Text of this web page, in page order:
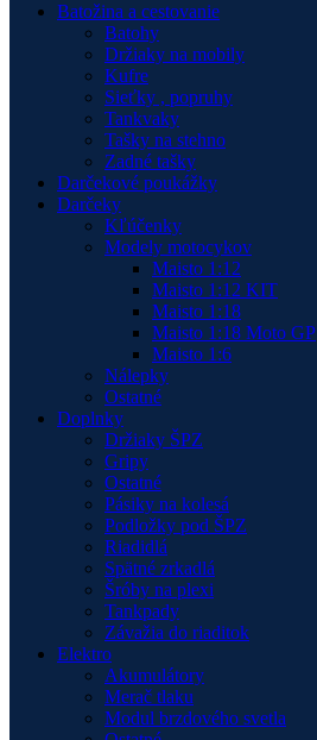
Batožina a cestovanie
Batohy
Držiaky na mobily
Kufre
Sieťky , popruhy
Tankvaky
Tašky na stehno
Zadné tašky
Darčekové poukážky
Darčeky
Kľúčenky
Modely motocykov
Maisto 1:12
Maisto 1:12 KIT
Maisto 1:18
Maisto 1:18 Moto GP
Maisto 1:6
Nálepky
Ostatné
Doplnky
Držiaky ŠPZ
Gripy
Ostatné
Pásiky na kolesá
Podložky pod ŠPZ
Riadidlá
Spätné zrkadlá
Šróby na plexi
Tankpady
Závažia do riaditok
Elektro
Akumulátory
Merač tlaku
Modul brzdového svetla